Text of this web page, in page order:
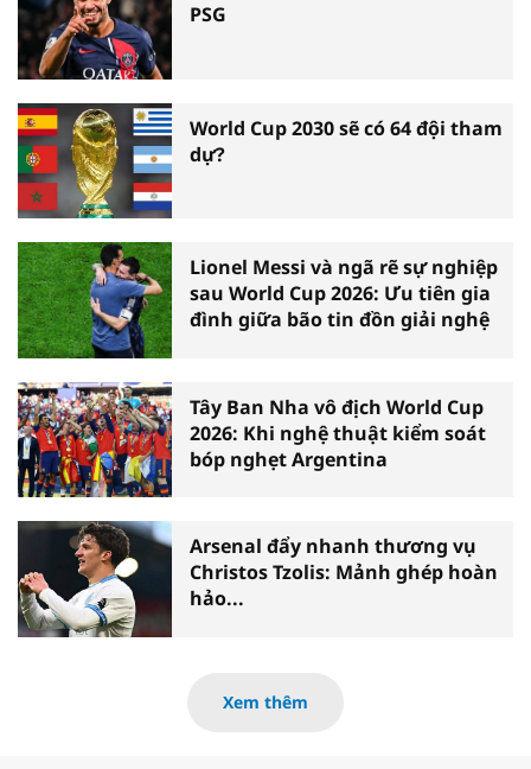
PSG
World Cup 2030 sẽ có 64 đội tham
dự?
Lionel Messi và ngã rẽ sự nghiệp
sau World Cup 2026: Ưu tiên gia
đình giữa bão tin đồn giải nghệ
Tây Ban Nha vô địch World Cup
2026: Khi nghệ thuật kiểm soát
bóp nghẹt Argentina
Arsenal đẩy nhanh thương vụ
Christos Tzolis: Mảnh ghép hoàn
hảo...
Xem thêm